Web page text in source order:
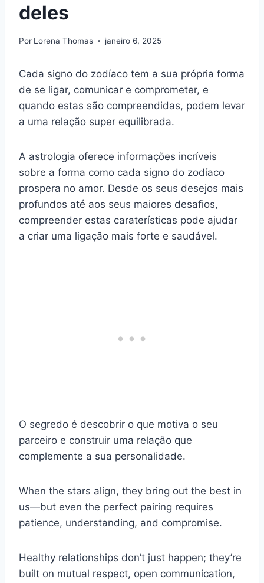
deles
Por Lorena Thomas janeiro 6, 2025
Cada signo do zodíaco tem a sua própria forma
de se ligar, comunicar e comprometer, e
quando estas são compreendidas, podem levar
a uma relação super equilibrada.
A astrologia oferece informações incríveis
sobre a forma como cada signo do zodíaco
prospera no amor. Desde os seus desejos mais
profundos até aos seus maiores desafios,
compreender estas caraterísticas pode ajudar
a criar uma ligação mais forte e saudável.
O segredo é descobrir o que motiva o seu
parceiro e construir uma relação que
complemente a sua personalidade.
When the stars align, they bring out the best in
us—but even the perfect pairing requires
patience, understanding, and compromise.
Healthy relationships don’t just happen; they’re
built on mutual respect, open communication,